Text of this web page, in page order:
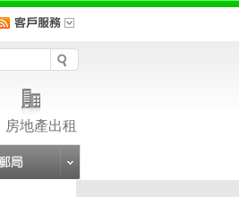
房地產出租